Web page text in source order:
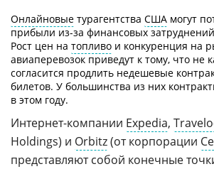
Онлайновые турагентства США могут
прибыли из-за финансовых
Рост цен на топливо и конкуренция на
авиаперевозок приведут к тому, что не
согласится продлить недешевые
билетов. У большинства из них
в этом году.
Интернет-компании Expedia,
Holdings) и Orbitz(от корпорации
представляют собой конечные